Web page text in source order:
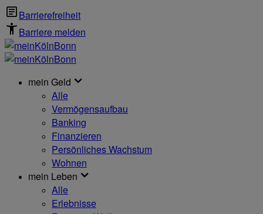
Barrierefreiheit
Barriere melden
mein Geld
Alle
Vermögensaufbau
Banking
Finanzieren
Persönliches Wachstum
Wohnen
mein Leben
Alle
Erlebnisse